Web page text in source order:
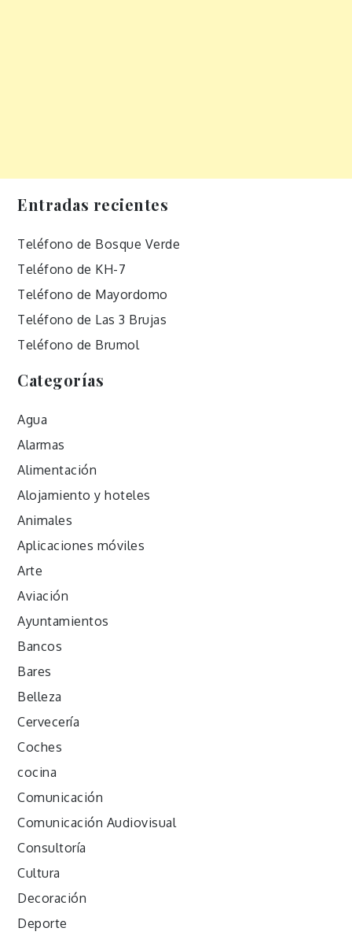
Entradas recientes
Teléfono de Bosque Verde
Teléfono de KH-7
Teléfono de Mayordomo
Teléfono de Las 3 Brujas
Teléfono de Brumol
Categorías
Agua
Alarmas
Alimentación
Alojamiento y hoteles
Animales
Aplicaciones móviles
Arte
Aviación
Ayuntamientos
Bancos
Bares
Belleza
Cervecería
Coches
cocina
Comunicación
Comunicación Audiovisual
Consultoría
Cultura
Decoración
Deporte